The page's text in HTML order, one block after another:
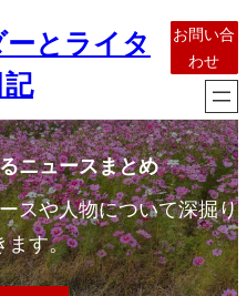
とライタ
お問い合
わせ
ニュースまとめ
スや人物について深掘り
ます。